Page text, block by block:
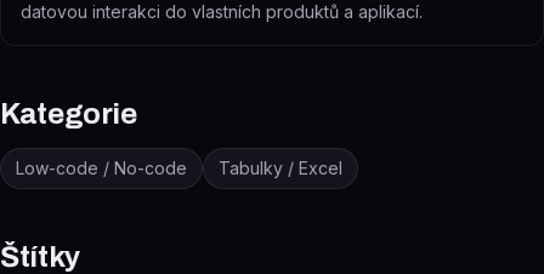
datovou interakci do vlastních produktů a aplikací.
Kategorie
Low-code / No-code Tabulky / Excel
Štítky